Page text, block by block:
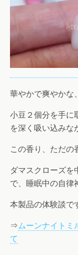
華やかで爽やかな
小豆２個分を手に
を深く吸い込みな
この香り、ただの
ダマスクローズを
で、睡眠中の自律
本製品の体験談で
⇒ ムーンナイトミ
て